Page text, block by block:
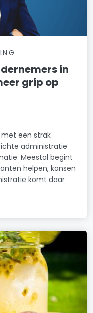
in
grip op
een strak
administratie
Meestal begint
helpen, kansen
komt daar